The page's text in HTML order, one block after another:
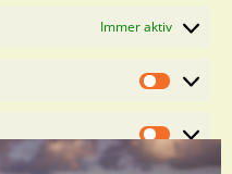
Immer aktiv
Vorlieben